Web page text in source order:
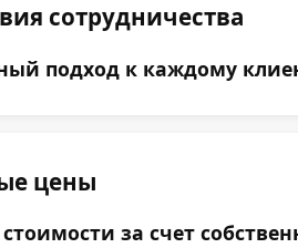
сотрудничества
подход к каждому
цены
за счет